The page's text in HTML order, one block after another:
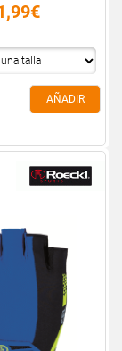
AÑADIR